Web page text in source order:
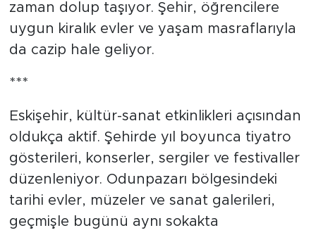
zaman dolup taşıyor. Şehir, öğrencilere
uygun kiralık evler ve yaşam masraflarıyla
da cazip hale geliyor.
***
Eskişehir, kültür-sanat etkinlikleri açısından
oldukça aktif. Şehirde yıl boyunca tiyatro
gösterileri, konserler, sergiler ve festivaller
düzenleniyor. Odunpazarı bölgesindeki
tarihi evler, müzeler ve sanat galerileri,
geçmişle bugünü aynı sokakta